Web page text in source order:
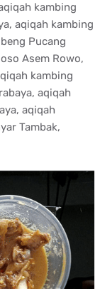
kambing
aqiqah kambing
Pucang
Asem Rowo,
kambing
aqiqah
aqiqah
Tambak,